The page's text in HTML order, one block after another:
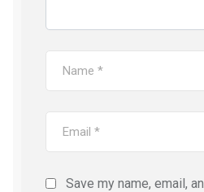
Save my name, email,